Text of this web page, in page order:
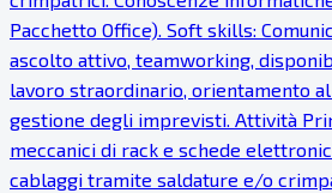
Pacchetto Office). Soft skills:
ascolto attivo, teamworking,
lavoro straordinario, orientamento
gestione degli imprevisti. Attività
meccanici di rack e schede
cablaggi tramite saldature e/o